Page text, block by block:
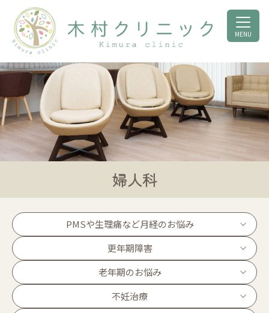
MENU
婦人科
PMSや生理痛など月経のお悩み
更年期障害
老年期のお悩み
不妊治療